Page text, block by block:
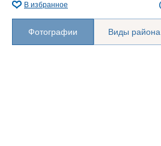
В избранное
Фотографии Виды района